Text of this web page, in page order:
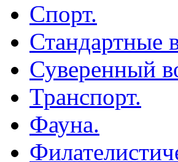
Спорт.
Стандартные
Суверенный
Транспорт.
Фауна.